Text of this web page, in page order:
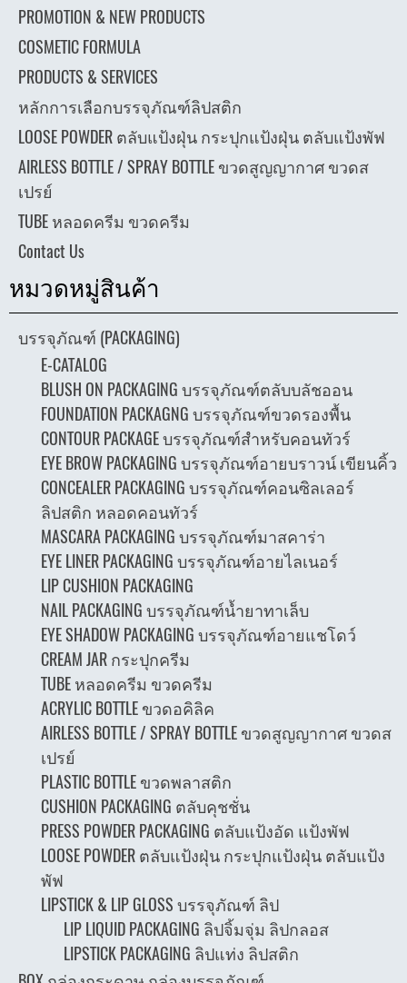
PROMOTION & NEW PRODUCTS
COSMETIC FORMULA
PRODUCTS & SERVICES
หลักการเลือกบรรจุภัณฑ์ลิปสติก
LOOSE POWDER ตลับแป้งฝุ่น กระปุกแป้งฝุ่น ตลับแป้งพัฟ
AIRLESS BOTTLE / SPRAY BOTTLE ขวดสูญญากาศ ขวดส
เปรย์
TUBE หลอดครีม ขวดครีม
Contact Us
หมวดหมู่สินค้า
บรรจุภัณฑ์ (PACKAGING)
E-CATALOG
BLUSH ON PACKAGING บรรจุภัณฑ์ตลับบลัชออน
FOUNDATION PACKAGNG บรรจุภัณฑ์ขวดรองพื้น
CONTOUR PACKAGE บรรจุภัณฑ์สำหรับคอนทัวร์
EYE BROW PACKAGING บรรจุภัณฑ์อายบราวน์ เขียนคิ้ว
CONCEALER PACKAGING บรรจุภัณฑ์คอนซิลเลอร์
ลิปสติก หลอดคอนทัวร์
MASCARA PACKAGING บรรจุภัณฑ์มาสคาร่า
EYE LINER PACKAGING บรรจุภัณฑ์อายไลเนอร์
LIP CUSHION PACKAGING
NAIL PACKAGING บรรจุภัณฑ์น้ำยาทาเล็บ
EYE SHADOW PACKAGING บรรจุภัณฑ์อายแชโดว์
CREAM JAR กระปุกครีม
TUBE หลอดครีม ขวดครีม
ACRYLIC BOTTLE ขวดอคิลิค
AIRLESS BOTTLE / SPRAY BOTTLE ขวดสูญญากาศ ขวดส
เปรย์
PLASTIC BOTTLE ขวดพลาสติก
CUSHION PACKAGING ตลับคุชชั่น
PRESS POWDER PACKAGING ตลับแป้งอัด แป้งพัฟ
LOOSE POWDER ตลับแป้งฝุ่น กระปุกแป้งฝุ่น ตลับแป้ง
พัฟ
LIPSTICK & LIP GLOSS บรรจุภัณฑ์ ลิป
LIP LIQUID PACKAGING ลิปจิ้มจุ่ม ลิปกลอส
LIPSTICK PACKAGING ลิปแท่ง ลิปสติก